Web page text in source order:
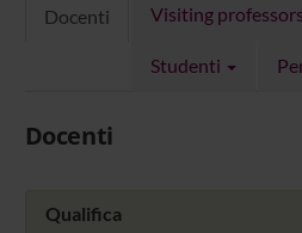
Docenti Visiting professors
Studenti
Docenti
Qualifica